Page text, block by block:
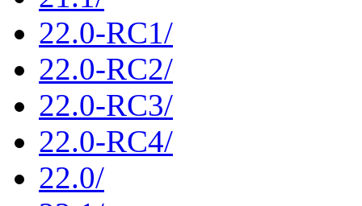
22.0-RC1/
22.0-RC2/
22.0-RC3/
22.0-RC4/
22.0/